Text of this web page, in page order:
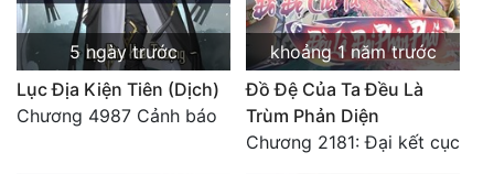
5 ngày trước
Lục Địa Kiện Tiên (Dịch)
Chương 4987 Cảnh báo
khoảng 1 năm trước
Đồ Đệ Của Ta Đều Là
Trùm Phản Diện
Chương 2181: Đại kết cục